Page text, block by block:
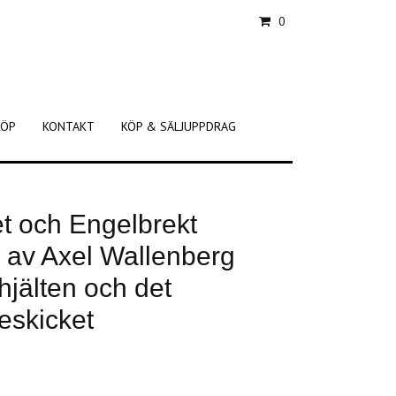
0
KONTAKT KÖP & SÄLJUPPDRAG
och Engelbrekt
Axel Wallenberg
och det